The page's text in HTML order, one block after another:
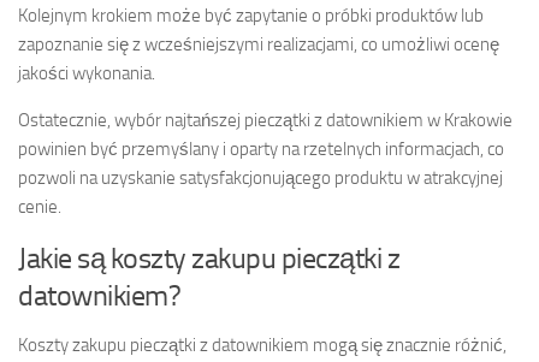
Kolejnym krokiem może być zapytanie o próbki produktów lub
zapoznanie się z wcześniejszymi realizacjami, co umożliwi ocenę
jakości wykonania.
Ostatecznie, wybór najtańszej pieczątki z datownikiem w Krakowie
powinien być przemyślany i oparty na rzetelnych informacjach, co
pozwoli na uzyskanie satysfakcjonującego produktu w atrakcyjnej
cenie.
Jakie są koszty zakupu pieczątki z
datownikiem?
Koszty zakupu pieczątki z datownikiem mogą się znacznie różnić,